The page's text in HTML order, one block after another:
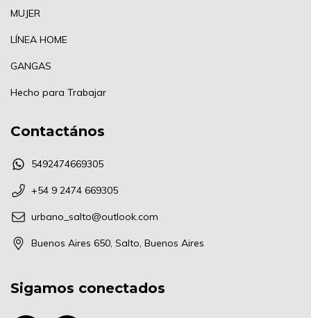
MUJER
LÍNEA HOME
GANGAS
Hecho para Trabajar
Contactános
5492474669305
+54 9 2474 669305
urbano_salto@outlook.com
Buenos Aires 650, Salto, Buenos Aires
Sigamos conectados